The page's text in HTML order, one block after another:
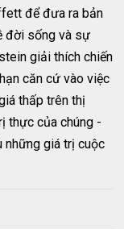
để đưa ra bản
đời sống và sự
giải thích chiến
căn cứ vào việc
thấp trên thị
thực của chúng -
những giá trị cuộc